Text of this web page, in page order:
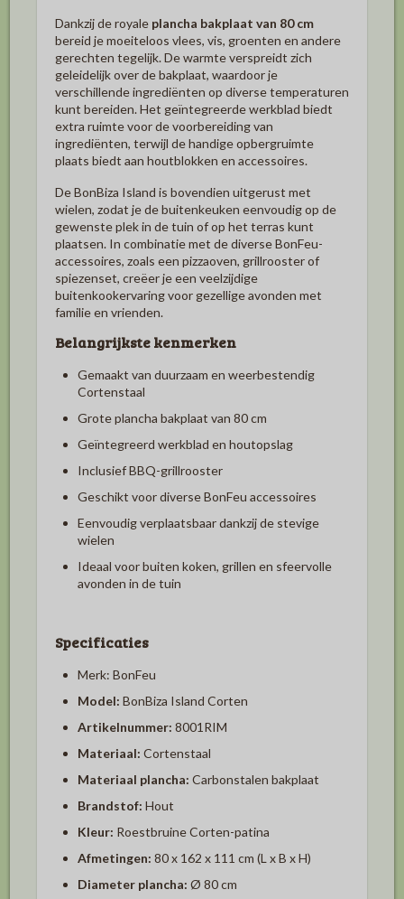
Dankzij de royale plancha bakplaat van 80 cm
bereid je moeiteloos vlees, vis, groenten en andere
gerechten tegelijk. De warmte verspreidt zich
geleidelijk over de bakplaat, waardoor je
verschillende ingrediënten op diverse temperaturen
kunt bereiden. Het geïntegreerde werkblad biedt
extra ruimte voor de voorbereiding van
ingrediënten, terwijl de handige opbergruimte
plaats biedt aan houtblokken en accessoires.
De BonBiza Island is bovendien uitgerust met
wielen, zodat je de buitenkeuken eenvoudig op de
gewenste plek in de tuin of op het terras kunt
plaatsen. In combinatie met de diverse BonFeu-
accessoires, zoals een pizzaoven, grillrooster of
spiezenset, creëer je een veelzijdige
buitenkookervaring voor gezellige avonden met
familie en vrienden.
Belangrijkste kenmerken
Gemaakt van duurzaam en weerbestendig
Cortenstaal
Grote plancha bakplaat van 80 cm
Geïntegreerd werkblad en houtopslag
Inclusief BBQ-grillrooster
Geschikt voor diverse BonFeu accessoires
Eenvoudig verplaatsbaar dankzij de stevige
wielen
Ideaal voor buiten koken, grillen en sfeervolle
avonden in de tuin
Specificaties
Merk: BonFeu
Model: BonBiza Island Corten
Artikelnummer: 8001RIM
Materiaal: Cortenstaal
Materiaal plancha: Carbonstalen bakplaat
Brandstof: Hout
Kleur: Roestbruine Corten-patina
Afmetingen: 80 x 162 x 111 cm (L x B x H)
Diameter plancha: Ø 80 cm